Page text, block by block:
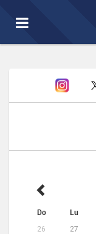
Toggle
navigation
Do Lu
26 27